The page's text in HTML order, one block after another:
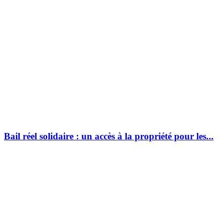
Bail réel solidaire : un accès à la propriété pour les...